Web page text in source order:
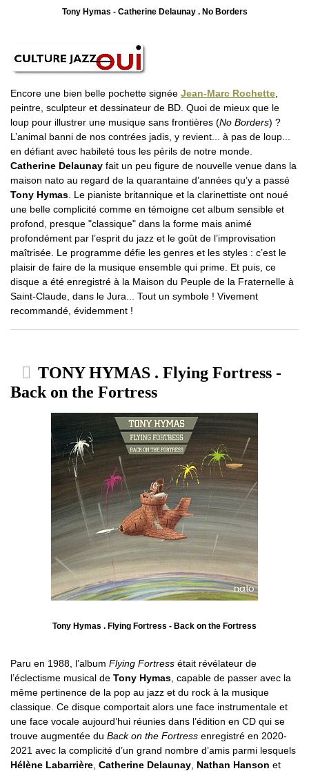
Tony Hymas - Catherine Delaunay . No Borders
Encore une bien belle pochette signée Jean-Marc Rochette
peintre, sculpteur et dessinateur de BD. Quoi de mieux que le
loup pour illustrer une musique sans frontières (No Borders) ?
L’animal banni de nos contrées jadis, y revient... à pas de loup...
en défiant avec habileté tous les périls de notre monde.
Catherine Delaunay fait un peu figure de nouvelle venue dans la
maison nato au regard de la quarantaine d’années qu’y a passé
Tony Hymas . Le pianiste britannique et la clarinettiste ont noué
une belle complicité comme en témoigne cet album sensible et
profond, presque "classique" dans la forme mais animé
profondément par l’esprit du jazz et le goût de l’improvisation
maîtrisée. Le programme défie les genres et les styles : c’est le
plaisir de faire de la musique ensemble qui prime. Et puis, ce
disque a été enregistré à la Maison du Peuple de la Fraternelle à
Saint-Claude, dans le Jura... Tout un symbole ! Vivement
recommandé, évidemment !
TONY HYMAS . Flying Fortress -
Back on the Fortress
Tony Hymas . Flying Fortress - Back on the Fortress
Paru en 1988, l’album Flying Fortress était révélateur de
l’éclectisme musical de Tony Hymas , capable de passer avec la
même pertinence de la pop au jazz et du rock à la musique
classique. Ce disque comportait alors une face instrumentale et
une face vocale aujourd’hui réunies dans l’édition en CD qui se
trouve augmentée du Back on the Fortress enregistré en 2020-
2021 avec la complicité d’un grand nombre d’amis parmi lesquels
Hélène Labarrière Catherine Delaunay Nathan Hanson et